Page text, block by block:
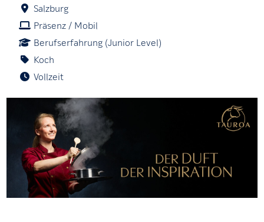
Salzburg
Präsenz / Mobil
Berufserfahrung (Junior Level)
Koch
Vollzeit